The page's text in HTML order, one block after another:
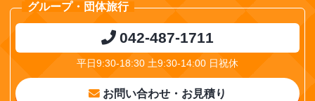
グループ・団体旅行
042-487-1711
平日9:30-18:30 土9:30-14:00 日祝休
お問い合わせ・お見積り